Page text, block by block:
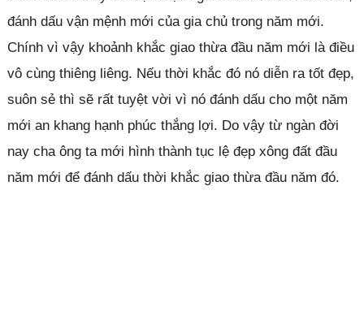
đánh dấu vận mệnh mới của gia chủ trong năm mới.
Chính vì vậy khoảnh khắc giao thừa đầu năm mới là điều
vô cùng thiêng liêng. Nếu thời khắc đó nó diễn ra tốt đẹp,
suôn sẻ thì sẽ rất tuyệt vời vì nó đánh dấu cho một năm
mới an khang hạnh phúc thắng lợi. Do vậy từ ngàn đời
nay cha ông ta mới hình thành tục lệ đẹp xông đất đầu
năm mới để đánh dấu thời khắc giao thừa đầu năm đó.